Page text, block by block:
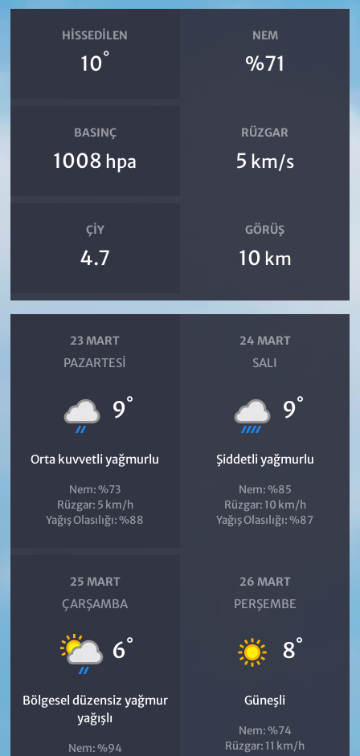
HISSEDILEN
10°
NEM
%71
BASINÇ
1008 hpa
RÜZGAR
5 km/s
ÇIY
4.7
GÖRÜŞ
10 km
23 MART
PAZARTESI
9°
Orta kuvvetli yağmurlu
Nem: %73
Rüzgar: 5 km/h
Yağış Olasılığı: %88
24 MART
SALI
9°
Şiddetli yağmurlu
Nem: %85
Rüzgar: 10 km/h
Yağış Olasılığı: %87
25 MART
ÇARŞAMBA
6°
Bölgesel düzensiz yağmur
yağışlı
Nem: %94
26 MART
PERŞEMBE
8°
Güneşli
Nem: %74
Rüzgar: 11 km/h